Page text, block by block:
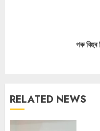
গৰু বিহুৰ
RELATED NEWS